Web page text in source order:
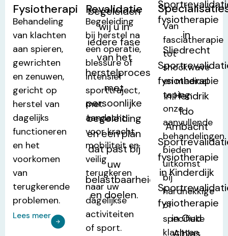
Fysiotherapie
Behandeling
van klachten
aan spieren,
gewrichten
en zenuwen,
gericht op
herstel van
dagelijks
functioneren
en het
voorkomen
van
terugkerende
problemen.
Lees meer
Revalidatie
Begeleiding
bij herstel na
een operatie,
blessure of
intensief
sporttraject,
met
aandacht
voor kracht,
mobiliteit en
veilig
terugkeren
naar uw
dagelijkse
activiteiten
of sport.
Van
fasciatherapie
tot
shockwave
en medical
taping:
onze
aanvullende
behandelingen
bieden
uitkomst
bij
hardnekkige
of
specifieke
klachten.